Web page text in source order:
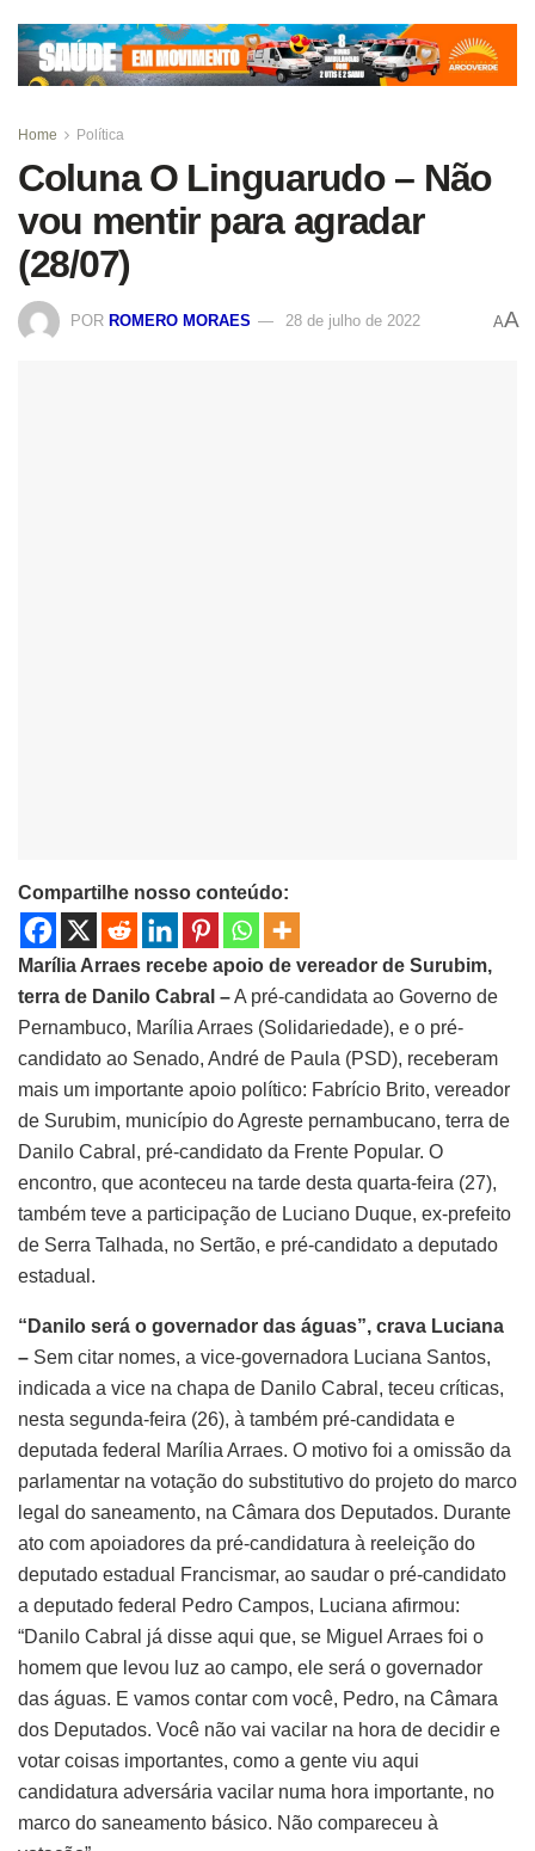
Home Política
Coluna O Linguarudo – Não
vou mentir para agradar
(28/07)
POR ROMERO MORAES 28 de julho de 2022 AA
Compartilhe nosso conteúdo:
Marília Arraes recebe apoio de vereador de Surubim,
terra de Danilo Cabral –A pré-candidata ao Governo de
Pernambuco, Marília Arraes (Solidariedade), e o pré-
candidato ao Senado, André de Paula (PSD), receberam
mais um importante apoio político: Fabrício Brito, vereador
de Surubim, município do Agreste pernambucano, terra de
Danilo Cabral, pré-candidato da Frente Popular. O
encontro, que aconteceu na tarde desta quarta-feira (27),
também teve a participação de Luciano Duque, ex-prefeito
de Serra Talhada, no Sertão, e pré-candidato a deputado
estadual.
“Danilo será o governador das águas”, crava Luciana
– Sem citar nomes, a vice-governadora Luciana Santos,
indicada a vice na chapa de Danilo Cabral, teceu críticas,
nesta segunda-feira (26), à também pré-candidata e
deputada federal Marília Arraes. O motivo foi a omissão da
parlamentar na votação do substitutivo do projeto do marco
legal do saneamento, na Câmara dos Deputados. Durante
ato com apoiadores da pré-candidatura à reeleição do
deputado estadual Francismar, ao saudar o pré-candidato
a deputado federal Pedro Campos, Luciana afirmou:
“Danilo Cabral já disse aqui que, se Miguel Arraes foi o
homem que levou luz ao campo, ele será o governador
das águas. E vamos contar com você, Pedro, na Câmara
dos Deputados. Você não vai vacilar na hora de decidir e
votar coisas importantes, como a gente viu aqui
candidatura adversária vacilar numa hora importante, no
marco do saneamento básico. Não compareceu à